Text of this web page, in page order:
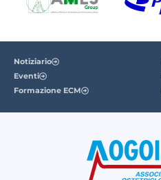
Notiziario
Eventi
Formazione ECM